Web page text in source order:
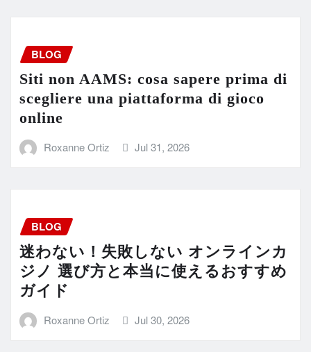
BLOG
Siti non AAMS: cosa sapere prima di
scegliere una piattaforma di gioco
online
Roxanne Ortiz Jul 31, 2026
BLOG
迷わない！失敗しない オンラインカ
ジノ 選び方と本当に使えるおすすめ
ガイド
Roxanne Ortiz Jul 30, 2026